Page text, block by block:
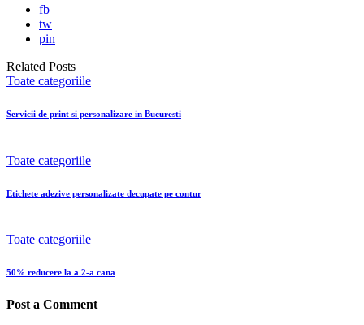
fb
tw
pin
Related Posts
Toate categoriile
Servicii de print si personalizare in Bucuresti
Toate categoriile
Etichete adezive personalizate decupate pe contur
Toate categoriile
50% reducere la a 2-a cana
Post a Comment